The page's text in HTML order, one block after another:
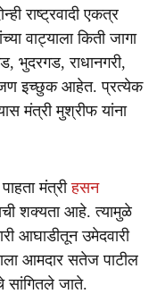
राष्ट्रवादी एकत्र
वाट्याला किती जागा
भुदरगड, राधानगरी,
इच्छुक आहेत. प्रत्येक
मंत्री मुश्रीफ यांना
मंत्रीहसन
शक्यता आहे. त्यामुळे
आघाडीतून उमेदवारी
आमदार सतेज पाटील
सांगितले जाते.